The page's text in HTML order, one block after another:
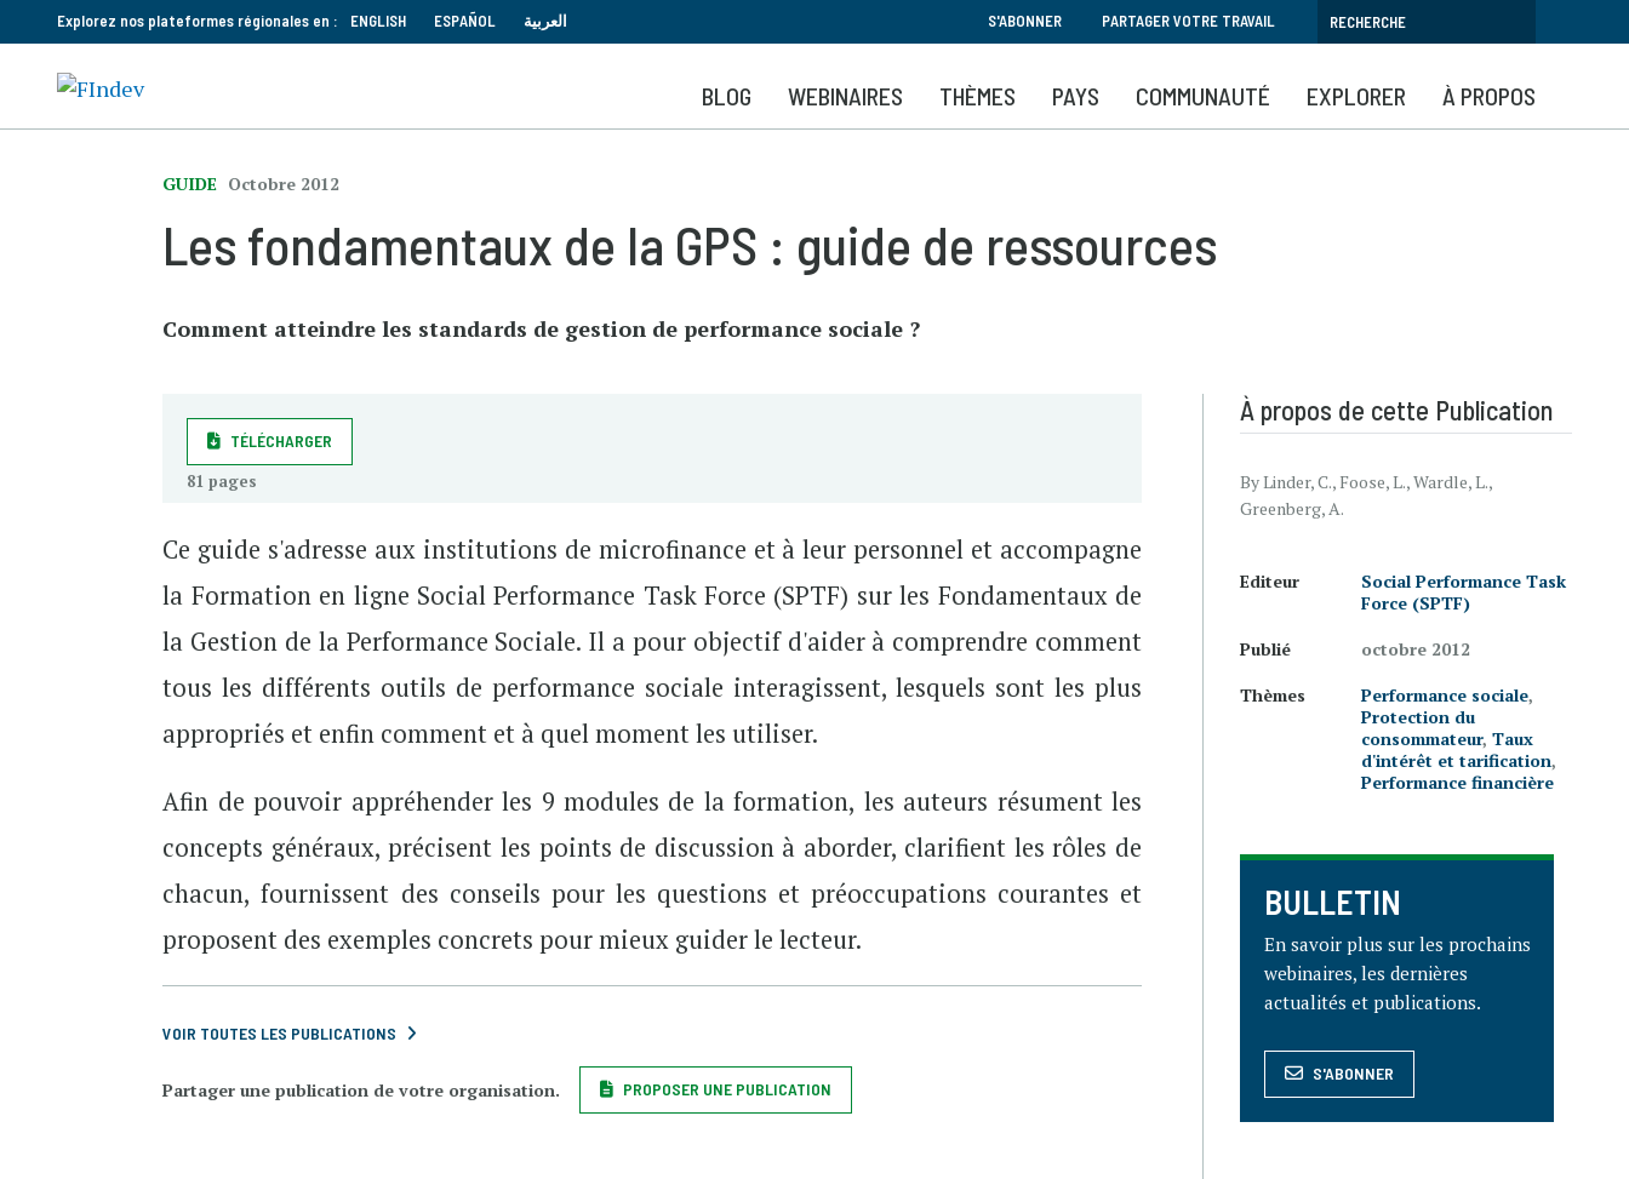
au
contenu
principal
Explorez nos plateformes régionales en : ENGLISH ESPAÑOL العربية S'ABONNER PARTAGER VOTRE TRAVAIL
BLOG WEBINAIRES THÈMES PAYS COMMUNAUTÉ EXPLORER À PROPOS
GUIDE Octobre 2012
Les fondamentaux de la GPS : guide de ressources
Comment atteindre les standards de gestion de performance sociale ?
TÉLÉCHARGER
81 pages
Ce guide s'adresse aux institutions de microfinance et à leur personnel et accompagne
la Formation en ligne Social Performance Task Force (SPTF) sur les Fondamentaux de
la Gestion de la Performance Sociale. Il a pour objectif d'aider à comprendre comment
tous les différents outils de performance sociale interagissent, lesquels sont les plus
appropriés et enfin comment et à quel moment les utiliser.
Afin de pouvoir appréhender les 9 modules de la formation, les auteurs résument les
concepts généraux, précisent les points de discussion à aborder, clarifient les rôles de
chacun, fournissent des conseils pour les questions et préoccupations courantes et
proposent des exemples concrets pour mieux guider le lecteur.
VOIR TOUTES LES PUBLICATIONS
Partager une publication de votre organisation. PROPOSER UNE PUBLICATION
À propos de cette Publication
By Linder, C., Foose, L., Wardle, L.,
Greenberg, A.
Editeur
Social Performance Task
Force (SPTF)
Publié
octobre 2012
Thèmes
Performance sociale,
Protection du
consommateur, Taux
d'intérêt et tarification,
Performance financière
BULLETIN
En savoir plus sur les prochains
webinaires, les dernières
actualités et publications.
S'ABONNER